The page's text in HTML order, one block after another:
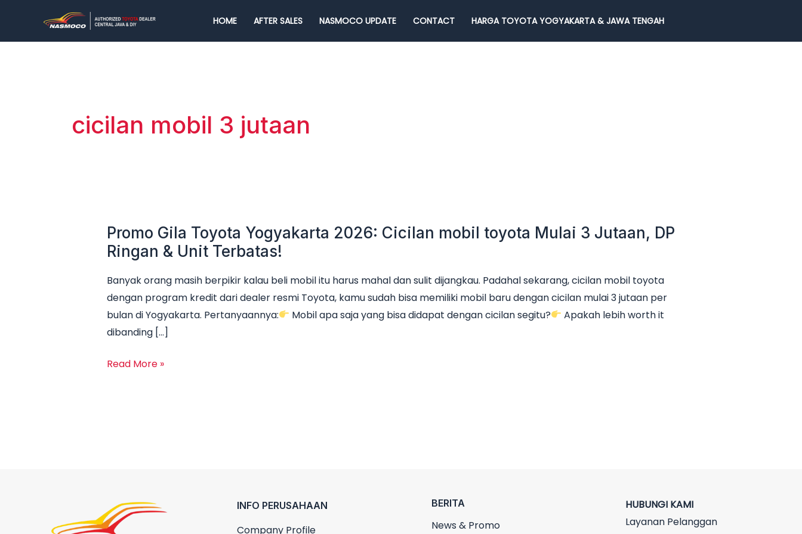
konten
HOME AFTER SALES NASMOCO UPDATE CONTACT HARGA TOYOTA YOGYAKARTA & JAWA TENGAH
cicilan mobil 3 jutaan
Promo Gila Toyota Yogyakarta 2026: Cicilan mobil toyota Mulai 3 Jutaan, DP
Ringan & Unit Terbatas!
Banyak orang masih berpikir kalau beli mobil itu harus mahal dan sulit dijangkau. Padahal sekarang, cicilan mobil toyota
dengan program kredit dari dealer resmi Toyota, kamu sudah bisa memiliki mobil baru dengan cicilan mulai 3 jutaan per
bulan di Yogyakarta. Pertanyaannya:
Mobil apa saja yang bisa didapat dengan cicilan segitu?
Apakah lebih worth it
dibanding […]
Promo
Gila
Yogyakarta
2026:
Cicilan
mobil
Mulai
Read More »
INFO PERUSAHAAN
Company Profile
BERITA
News & Promo
HUBUNGI KAMI
Layanan Pelanggan